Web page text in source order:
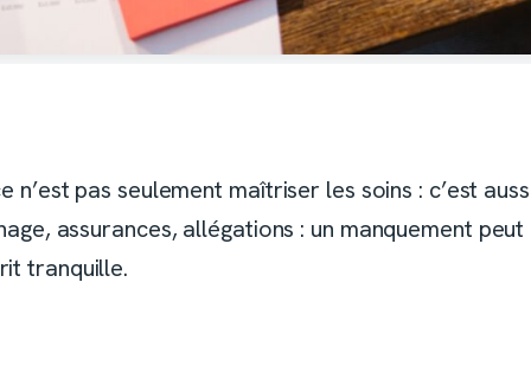
pas seulement maîtriser les soins : c’est
assurances, allégations : un manquement
tranquille.